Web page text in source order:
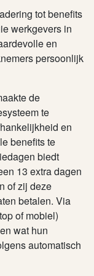
tot benefits
werkgevers in
en
persoonlijk
de
te
en
benefits te
biedt
13 extra dagen
of zij deze
betalen. Via
of mobiel)
wat hun
automatisch